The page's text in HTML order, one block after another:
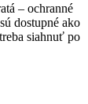
– ochranné
dostupné ako
siahnuť po